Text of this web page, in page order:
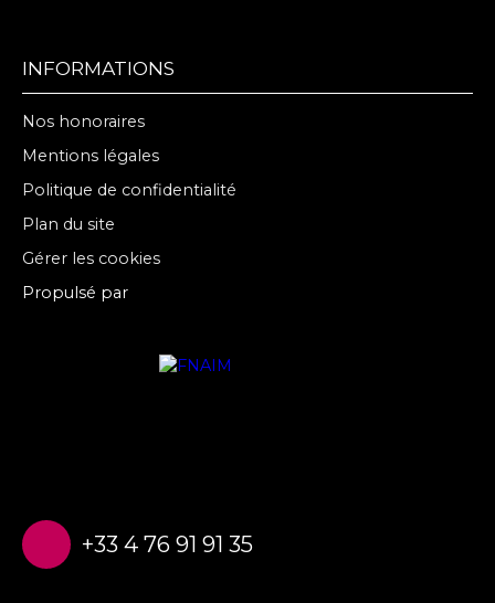
INFORMATIONS
Nos honoraires
Mentions légales
Politique de confidentialité
Plan du site
Gérer les cookies
Propulsé par
+33 4 76 91 91 35